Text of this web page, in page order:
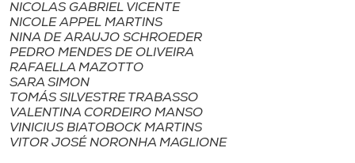
A-
NICOLAS GABRIEL VICENTE
NICOLE APPEL MARTINS
NINA DE ARAUJO SCHROEDER
PEDRO MENDES DE OLIVEIRA
RAFAELLA MAZOTTO
SARA SIMON
TOMÁS SILVESTRE TRABASSO
VALENTINA CORDEIRO MANSO
VINICIUS BIATOBOCK MARTINS
VITOR JOSÉ NORONHA MAGLIONE